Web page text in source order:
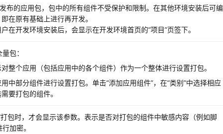
布的应用包，包中的所有组件不受保护和限制。在其他环境安装后可编
在原有基础上进行再开发。
在开发环境安装后，会显示在开发环境首页的“项目”页签下。
包：
整个应用（包括应用中的各个组件）作为一个整体进行设置打包。
中部分组件进行设置打包。单击“添加应用组件”，在“类别”中选择相应
要打包的组件。
打包时，才会显示该参数。表示是否对打包的组件中敏感内容（例如脚
加密。